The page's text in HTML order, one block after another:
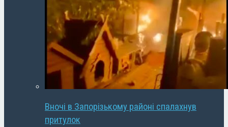
Вночі в Запорізькому районі спалахнув
притулок